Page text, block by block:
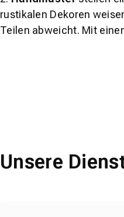
rustikalen Dekoren
Teilen abweicht. Mit
Unsere